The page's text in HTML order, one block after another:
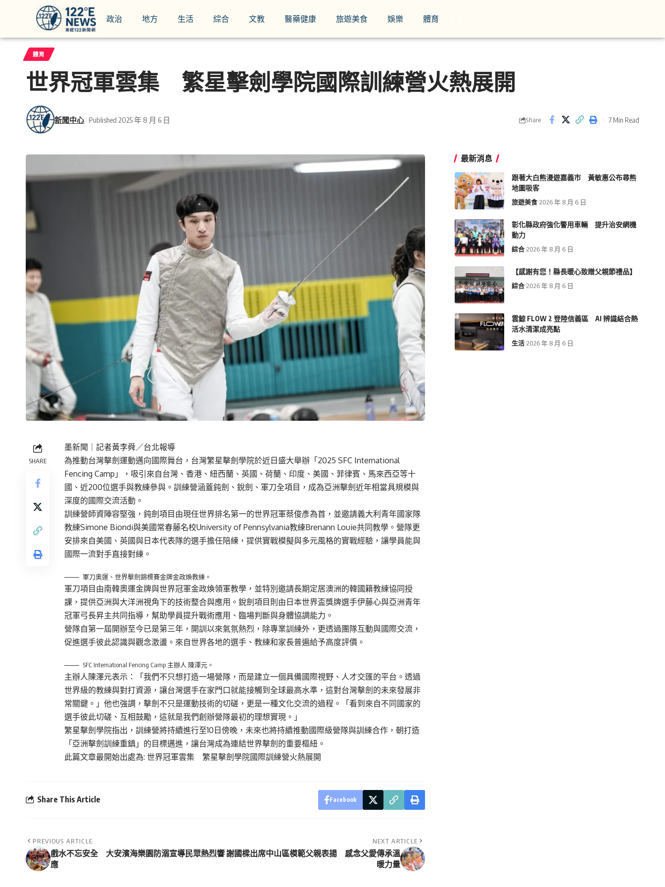
政治 地方 生活 綜合 文教 醫藥健康 旅遊美食 娛樂 體育
體育
世界冠軍雲集 繁星擊劍學院國際訓練營火熱展開
新聞中心 Published 2025 年 8 月 6 日 Share 7 Min Read
SHARE
墨新聞 ｜記者黃李舜／台北報導
為推動台灣擊劍運動邁向國際舞台，台灣繁星擊劍學院於近日盛大舉辦「2025 SFC International
Fencing Camp」，吸引來自台灣、香港、紐西蘭、英國、荷蘭、印度、美國、菲律賓、馬來西亞等十
國、近200位選手與教練參與。訓練營涵蓋鈍劍、銳劍、軍刀全項目，成為亞洲擊劍近年相當具規模與
深度的國際交流活動。
訓練營師資陣容堅強，鈍劍項目由現任世界排名第一的世界冠軍蔡俊彥為首，並邀請義大利青年國家隊
教練Simone Biondi與美國常春藤名校University of Pennsylvania教練Brenann Louie共同教學。營隊更
安排來自美國、英國與日本代表隊的選手擔任陪練，提供實戰模擬與多元風格的實戰經驗，讓學員能與
國際一流對手直接對練。
軍刀奧運、世界擊劍錦標賽金牌金政煥教練。
軍刀項目由南韓奧運金牌與世界冠軍金政煥領軍教學，並特別邀請長期定居澳洲的韓國籍教練協同授
課，提供亞洲與大洋洲視角下的技術整合與應用。銳劍項目則由日本世界盃獎牌選手伊藤心與亞洲青年
冠軍弓長昇主共同指導，幫助學員提升戰術應用、臨場判斷與身體協調能力。
營隊自第一屆開辦至今已是第三年，開訓以來氣氛熱烈，除專業訓練外，更透過團隊互動與國際交流，
促進選手彼此認識與觀念激盪。來自世界各地的選手、教練和家長普遍給予高度評價。
SFC International Fencing Camp 主辦人 陳澤元。
主辦人陳澤元表示：「我們不只想打造一場營隊，而是建立一個具備國際視野、人才交匯的平台。透過
世界級的教練與對打資源，讓台灣選手在家門口就能接觸到全球最高水準，這對台灣擊劍的未來發展非
常關鍵。」他也強調，擊劍不只是運動技術的切磋，更是一種文化交流的過程。「看到來自不同國家的
選手彼此切磋、互相鼓勵，這就是我們創辦營隊最初的理想實現。」
繁星擊劍學院指出，訓練營將持續進行至10日傍晚，未來也將持續推動國際級營隊與訓練合作，朝打造
「亞洲擊劍訓練重鎮」的目標邁進，讓台灣成為連結世界擊劍的重要樞紐。
此篇文章最開始出處為: 世界冠軍雲集 繁星擊劍學院國際訓練營火熱展開
Share This Article Facebook
PREVIOUS ARTICLE
戲水不忘安全 大安濱海樂園防溺宣導民眾熱烈響
應
NEXT ARTICLE
謝國樑出席中山區模範父親表揚 感念父愛傳承溫
暖力量
最新消息
跟著大白熊漫遊嘉義市 黃敏惠公布尋熊
地圖吸客
旅遊美食 2026 年 8 月 6 日
彰化縣政府強化警用車輛 提升治安網機
動力
綜合 2026 年 8 月 6 日
【感謝有您！縣長暖心致贈父親節禮品】
綜合 2026 年 8 月 6 日
雲鯨 FLOW 2 登陸信義區 AI 辨識結合熱
活水清潔成亮點
生活 2026 年 8 月 6 日